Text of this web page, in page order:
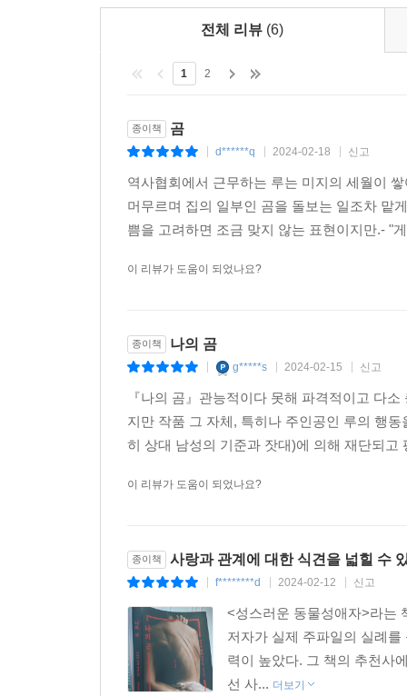
전체 리뷰 (6)
1 2
종이책 곰
d******q 2024-02-18 신고
역사협회에서 근무하는 루는 미지의 세월이
머무르며 집의 일부인 곰을 돌보는 일조차 맡
쁨을 고려하면 조금 맞지 않는 표현이지만.- "
이 리뷰가 도움이 되었나요?
종이책 나의 곰
g*****s 2024-02-15 신고
『나의 곰』관능적이다 못해 파격적이고 다
지만 작품 그 자체, 특히나 주인공인 루의 행
히 상대 남성의 기준과 잣대)에 의해 재단되
이 리뷰가 도움이 되었나요?
종이책 사랑과 관계에 대한 식견을 넓힐 수
f********d 2024-02-12 신고
<성스러운 동물성애자>라는
저자가 실제 주파일의 실례
력이 높았다. 그 책의 추천사
선 사... 더보기